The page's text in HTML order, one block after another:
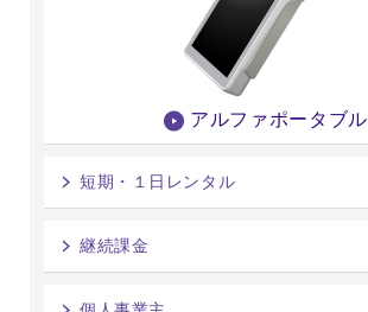
アルファポータブル
短期・１日レンタル
継続課金